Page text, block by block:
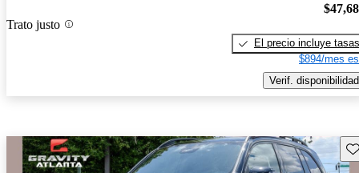
Trato justo
El precio incluye tasas
$894/mes
Verif. disponibilidad